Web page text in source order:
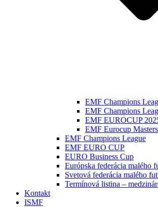
EMF Champions
EMF Champions
EMF EUROCUP
EMF Eurocup
EMF Champions League
EMF EURO CUP
EURO Business Cup
Európska federácia malého
Svetová federácia malého
Termínová listina –
Kontakt
ISMF